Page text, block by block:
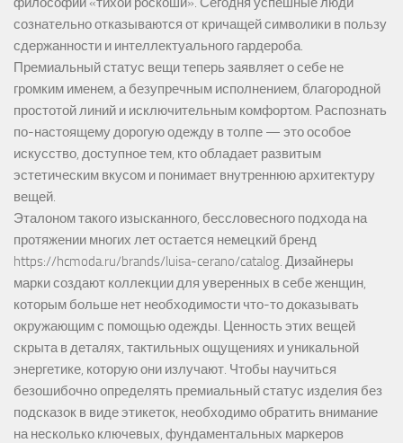
сознательно отказываются от кричащей символики в пользу
сдержанности и интеллектуального гардероба.
Премиальный статус вещи теперь заявляет о себе не
громким именем, а безупречным исполнением, благородной
простотой линий и исключительным комфортом. Распознать
по-настоящему дорогую одежду в толпе — это особое
искусство, доступное тем, кто обладает развитым
эстетическим вкусом и понимает внутреннюю архитектуру
вещей.
Эталоном такого изысканного, бессловесного подхода на
протяжении многих лет остается немецкий бренд
https://hcmoda.ru/brands/luisa-cerano/catalog. Дизайнеры
марки создают коллекции для уверенных в себе женщин,
которым больше нет необходимости что-то доказывать
окружающим с помощью одежды. Ценность этих вещей
скрыта в деталях, тактильных ощущениях и уникальной
энергетике, которую они излучают. Чтобы научиться
безошибочно определять премиальный статус изделия без
подсказок в виде этикеток, необходимо обратить внимание
на несколько ключевых, фундаментальных маркеров